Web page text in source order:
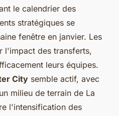
le calendrier des
stratégiques se
fenêtre en janvier. Les
l'impact des transferts,
leurs équipes.
City semble actif, avec
milieu de terrain de La
l'intensification des